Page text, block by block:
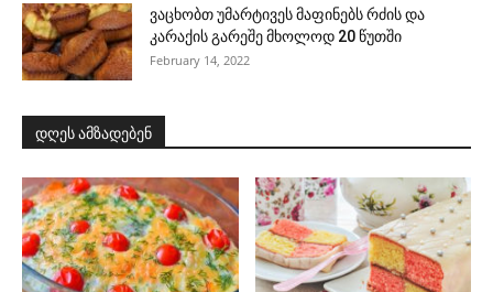
ვაცხობთ უმარტივეს მაფინებს რძის და
კარაქის გარეშე მხოლოდ 20 წუთში
February 14, 2022
დღეს ამზადებენ